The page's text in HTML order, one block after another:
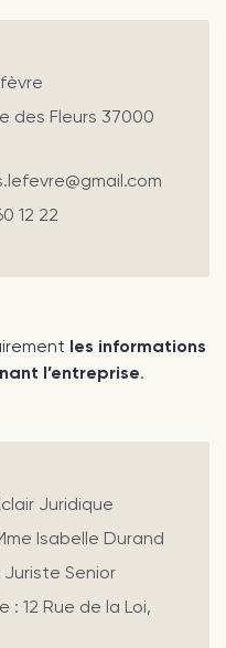
des Fleurs 37000
12 22
les informations
l’entreprise.
Juridique
Isabelle Durand
Juriste Senior
: 12 Rue de la Loi,